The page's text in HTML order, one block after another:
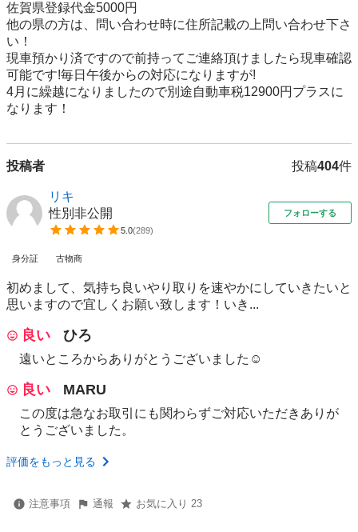
佐賀県登録代金5000円
他の県の方は、問い合わせ時に住所記載の上問い合わせ下さ
い！
現車預かり済ですので前持ってご連絡頂けましたら現車確認
可能です!毎日午後からの対応になりますが!
4月に繰越になりましたので別途自動車税12900円プラスに
投稿者 投稿404件
リキ
性別非公開
5.0(289)
フォローする
身分証 古物商
初めまして、気持ち良いやり取りを速やかにしていきたいと
思いますので宜しくお願い致します！いき...
良い ひろ
遠いところからありがとうございました☺️
良い MARU
この度は急なお取引にも関わらずご対応いただきありが
とうございました。
評価をもっと見る
注意事項 通報 お気に入り 23